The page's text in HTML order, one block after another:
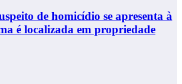
de homicídio se apresenta à
é localizada em propriedade